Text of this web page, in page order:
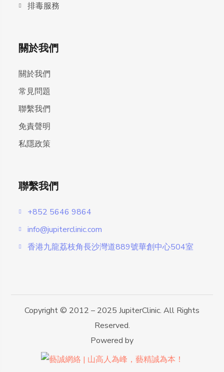
排毒服務
關於我們
關於我們
常見問題
聯繫我們
免責聲明
私隱政策
聯繫我們
+852 5646 9864
info@jupiterclinic.com
香港九龍荔枝角長沙灣道889號華創中心504室
Copyright © 2012 – 2025 JupiterClinic. All Rights
Reserved.
Powered by